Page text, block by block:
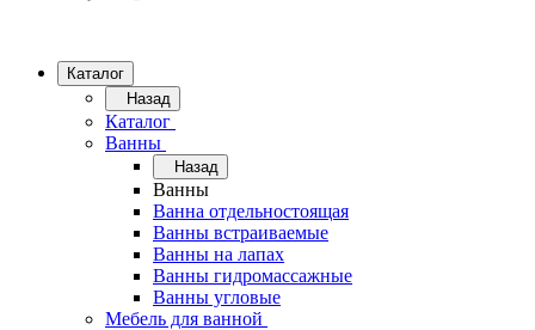
Каталог
Назад
Каталог
Ванны
Назад
Ванны
Ванна отдельностоящая
Ванны встраиваемые
Ванны на лапах
Ванны гидромассажные
Ванны угловые
Мебель для ванной